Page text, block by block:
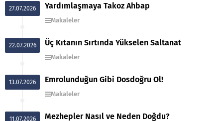
27.07.2026 Yardımlaşmaya Takoz Ahbap
Makaleler
22.07.2026 Üç Kıtanın Sırtında Yükselen Saltanat
Makaleler
13.07.2026 Emrolunduğun Gibi Dosdoğru Ol!
Makaleler
11.07.2026 Mezhepler Nasıl ve Neden Doğdu?